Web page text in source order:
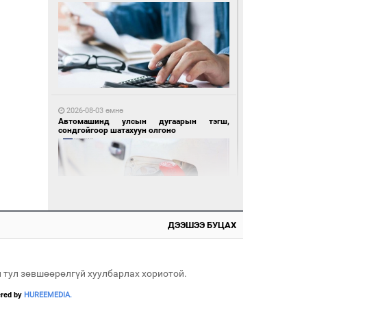
1 өдрийн өмнө өмнө
Ноцтой зөрчил гаргасан автобусны
1 өдрийн өмнө өмнө
Согтуугаар тээврийн хэрэгсэл жолоодсон
2026-08-03 өмнө
Автомашинд улсын дугаарын тэгш,
сондгойгоор шатахуун олгоно
ДЭЭШЭЭ БУЦАХ
зөвшөөрөлгүй хуулбарлах хориотой.
by HUREEMEDIA.